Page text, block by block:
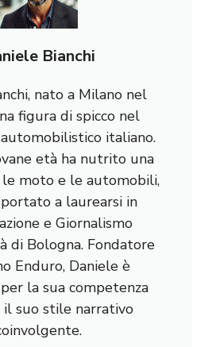
Bianchi
nato a Milano nel
figura di spicco nel
italiano.
età ha nutrito una
le moto e le automobili,
a laurearsi in
e Giornalismo
di Bologna. Fondatore
Enduro, Daniele è
la sua competenza
il suo stile narrativo